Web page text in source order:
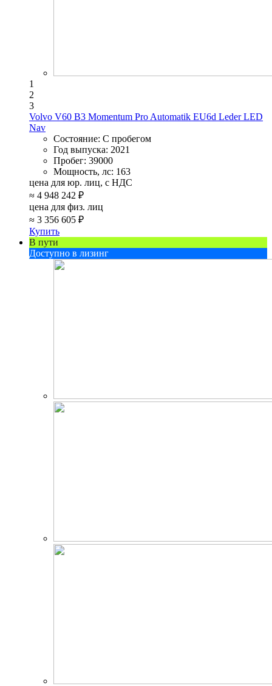
1
2
3
Volvo V60 B3 Momentum Pro Automatik EU6d Leder LED
Nav
Состояние: С пробегом
Год выпуска: 2021
Пробег: 39000
Мощность, лс: 163
цена для юр. лиц, с НДС
≈ 4 948 242 ₽
цена для физ. лиц
≈ 3 356 605 ₽
Купить
В пути
Доступно в лизинг